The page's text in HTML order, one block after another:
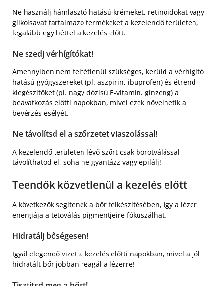
Ne használj hámlasztó hatású krémeket, retinoidokat vagy
glikolsavat tartalmazó termékeket a kezelendő területen,
legalább egy héttel a kezelés előtt.
Ne szedj vérhígítókat!
Amennyiben nem feltétlenül szükséges, kerüld a vérhígító
hatású gyógyszereket (pl. aszpirin, ibuprofen) és étrend-
kiegészítőket (pl. nagy dózisú E-vitamin, ginzeng) a
beavatkozás előtti napokban, mivel ezek növelhetik a
bevérzés esélyét.
Ne távolítsd el a szőrzetet viaszolással!
A kezelendő területen lévő szőrt csak borotválással
távolíthatod el, soha ne gyantázz vagy epilálj!
Teendők közvetlenül a kezelés előtt
A következők segítenek a bőr felkészítésében, így a lézer
energiája a tetoválás pigmentjeire fókuszálhat.
Hidratálj bőségesen!
Igyál elegendő vizet a kezelés előtti napokban, mivel a jól
hidratált bőr jobban reagál a lézerre!